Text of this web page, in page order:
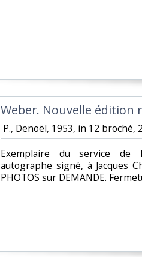
‎Weber. Nouvelle édition
P., Denoël, 1953, in 12 broché,
‎Exemplaire du service de
autographe signé, à Jacques
PHOTOS sur DEMANDE.